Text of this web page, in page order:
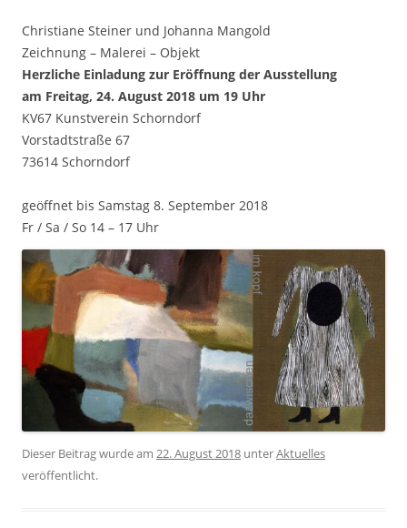
Christiane Steiner und Johanna Mangold
Zeichnung – Malerei – Objekt
Herzliche Einladung zur Eröffnung der Ausstellung
am Freitag, 24. August 2018 um 19 Uhr
KV67 Kunstverein Schorndorf
Vorstadtstraße 67
73614 Schorndorf
geöffnet bis Samstag 8. September 2018
Fr / Sa / So 14 – 17 Uhr
Dieser Beitrag wurde am 22. August 2018 unterAktuelles
veröffentlicht.